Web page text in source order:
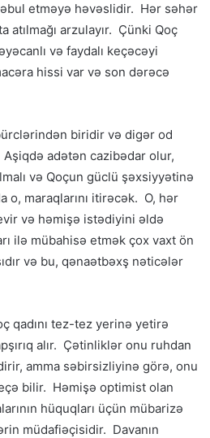
etməyə həvəslidir. Hər səhər
atılmağı arzulayır. Çünki Qoç
və faydalı keçəcəyi
hissi var və son dərəcə
biridir və digər od
adətən cazibədar olur,
və Qoçun güclü şəxsiyyətinə
o, maraqlarını itirəcək. O, hər
və həmişə istədiyini əldə
ilə mübahisə etmək çox vaxt ön
və bu, qənaətbəxş nəticələr
qadını tez-tez yerinə yetirə
alır. Çətinliklər onu ruhdan
amma səbirsizliyinə görə, onu
bilir. Həmişə optimist olan
hüquqları üçün mübarizə
müdafiəçisidir. Davanın